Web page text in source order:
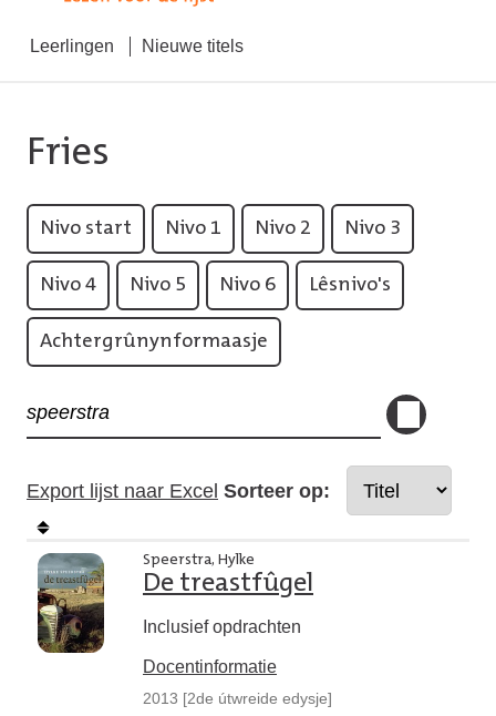
Leerlingen Nieuwe titels
Fries
Nivo start Nivo 1 Nivo 2 Nivo 3
Nivo 4 Nivo 5 Nivo 6 Lêsnivo's
Achtergrûnynformaasje
Export lijst naar Excel Sorteer op:
Speerstra, Hylke
De treastfûgel
Inclusief opdrachten
Docentinformatie
2013 [2de útwreide edysje]